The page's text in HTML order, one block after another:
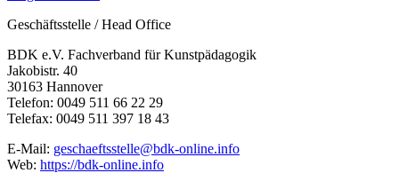
Geschäftsstelle / Head Office
BDK e.V. Fachverband für Kunstpädagogik
Jakobistr. 40
30163 Hannover
Telefon: 0049 511 66 22 29
Telefax: 0049 511 397 18 43
E-Mail: geschaeftsstelle@bdk-online.info
Web: https://bdk-online.info